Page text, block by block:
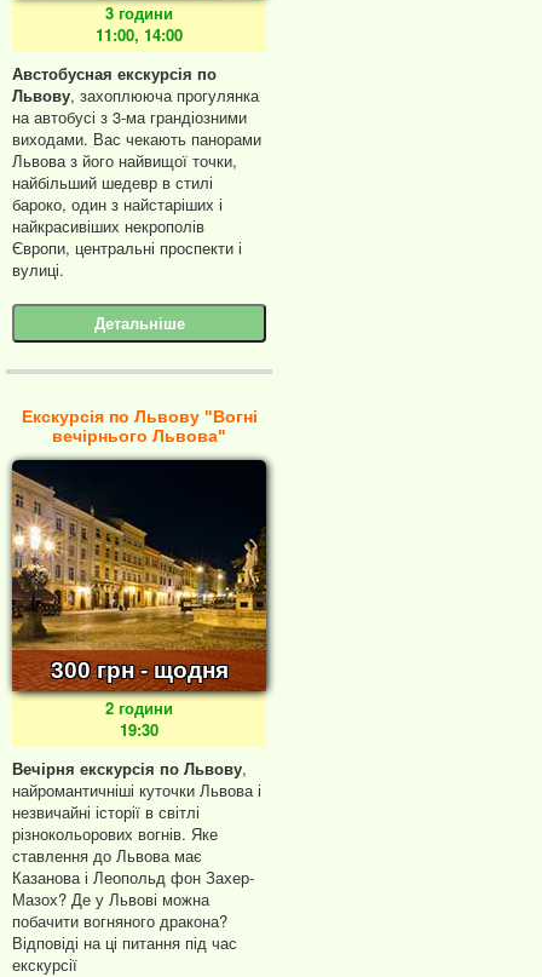
3 години
11:00, 14:00
Австобусная екскурсія по
Львову, захоплююча прогулянка
на автобусі з 3-ма грандіозними
виходами. Вас чекають панорами
Львова з його найвищої точки,
найбільший шедевр в стилі
бароко, один з найстаріших і
найкрасивіших некрополів
Європи, центральні проспекти і
вулиці.
Детальніше
Екскурсія по Львову "Вогні
вечірнього Львова"
300 грн - щодня
2 години
19:30
Вечірня екскурсія по Львову,
найромантичніші куточки Львова і
незвичайні історії в світлі
різнокольорових вогнів. Яке
ставлення до Львова має
Казанова і Леопольд фон Захер-
Мазох? Де у Львові можна
побачити вогняного дракона?
Відповіді на ці питання під час
екскурсії